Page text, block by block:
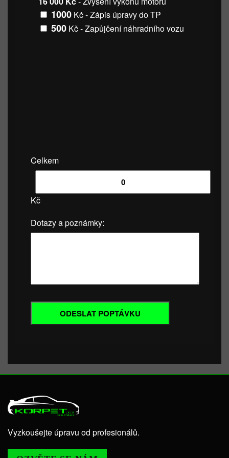
1000 Kč - Zápis úpravy do TP
500 Kč - Zapůjčení náhradního vozu
Celkem
Kč
Dotazy a poznámky:
Vyzkoušejte úpravu od profesionálů.